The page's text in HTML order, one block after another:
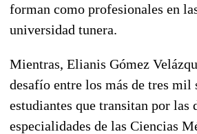
forman como profesionales en
universidad tunera.
Mientras, Elianis Gómez
desafío entre los más de tres mil
estudiantes que transitan por las
especialidades de las Ciencias